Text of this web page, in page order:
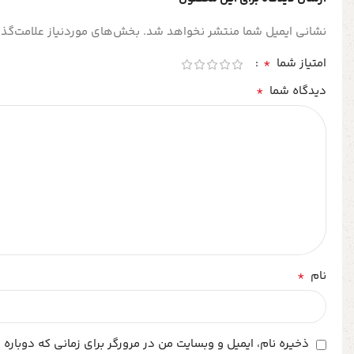
نشانی ایمیل شما منتشر نخواهد شد. بخش‌های موردنیاز
امتیاز شما *
دیدگاه شما *
نام *
ذخیره نام، ایمیل و وبسایت من در مرورگر برای زمانی که